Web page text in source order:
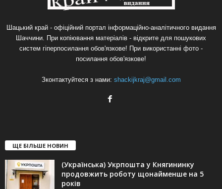
Шацький край - офіційний портал інформаційно-аналітичного видання
Шаччини. При копіювання матеріалів - відкрите для пошукових
систем гіперпосилання обов'язкове! При використанні фото -
посилання обов'язкове!
Зконтактуйтеся з нами: shackijkraj@gmail.com
ЩЕ БІЛЬШЕ НОВИН
(Українська) Укрпошта у Княгининку
продовжить роботу щонайменше на 5
років